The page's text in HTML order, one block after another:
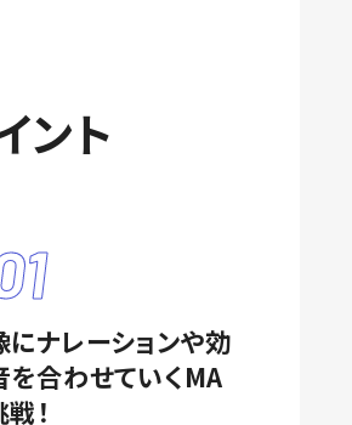
ント
にナレーションや効
を合わせていくMA
！